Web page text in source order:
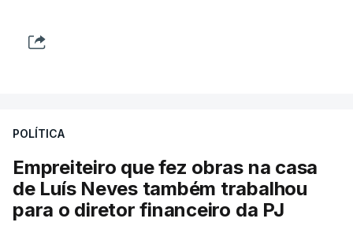
POLÍTICA
Empreiteiro que fez obras na casa
de Luís Neves também trabalhou
para o diretor financeiro da PJ